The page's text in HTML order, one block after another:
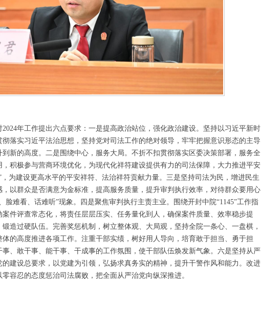
年工作提出六点要求：一是提高政治站位，强化政治建设。坚持以习近平新时
落实习近平法治思想，坚持党对司法工作的绝对领导，牢牢把握意识形态的主导
新的高度。二是围绕中心，服务大局。不折不扣贯彻落实区委决策部署，服务全
积极参与营商环境优化，为现代化祥符建设提供有力的司法保障，大力推进平安
为建设更高水平的平安祥符、法治祥符贡献力量。三是坚持司法为民，增进民生
以群众是否满意为金标准，提高服务质量，提升审判执行效率，对待群众要用心
脸难看、话难听”现象。四是聚焦审判执行主责主业。围绕开封中院“1145”工作指
件评查常态化，将责任层层压实、任务量化到人，确保案件质量、效率稳步提
造过硬队伍。完善奖惩机制，树立整体观、大局观，坚持全院一条心、一盘棋，
的高度推进各项工作。注重干部实绩，树好用人导向，培育敢于担当、勇于担
、敢干事、能干事、干成事的工作氛围，使干部队伍焕发新气象。六是坚持从严
建设总要求，以党建为引领，弘扬求真务实的精神，提升干警作风和能力。改进
容忍的态度惩治司法腐败，把全面从严治党向纵深推进。